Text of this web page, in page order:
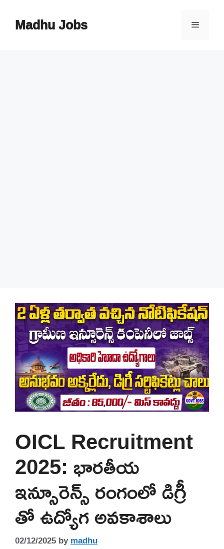
contentMadhu Jobs Menu
OICL Recruitment
2025: భారతీయ
ఇన్సూరెన్స్ రంగంలో డిగ్రీ
తో ఉద్యోగ అవకాశాలు
02/12/2025bymadhu